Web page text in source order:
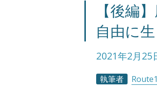
【後編
自由に
2021年2月25
執筆者